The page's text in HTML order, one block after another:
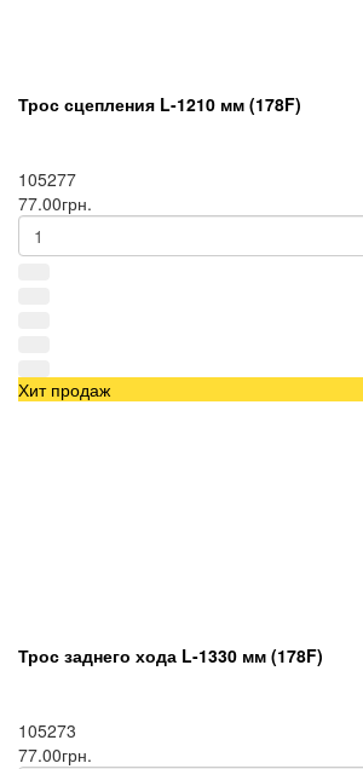
Трос сцепления L-1210 мм (178F)
105277
77.00грн.
Хит продаж
Трос заднего хода L-1330 мм (178F)
105273
77.00грн.